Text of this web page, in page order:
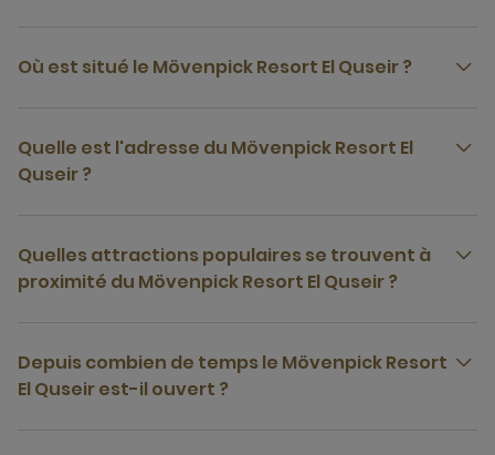
Où est situé le Mövenpick Resort El Quseir ?
Quelle est l'adresse du Mövenpick Resort El
Quseir ?
Quelles attractions populaires se trouvent à
proximité du Mövenpick Resort El Quseir ?
Depuis combien de temps le Mövenpick Resort
El Quseir est-il ouvert ?